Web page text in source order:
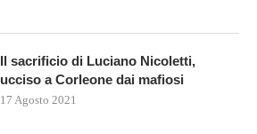
Il sacrificio di Luciano Nicoletti,
ucciso a Corleone dai mafiosi
17 Agosto 2021